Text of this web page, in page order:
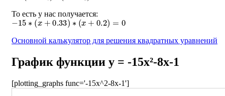
То есть у нас получается:
−15∗(x+0.33)∗(x+0.2)= 0
Основной калькулятор для решения квадратных уравнений
График функции y = -15x²-8x-1
[plotting_graphs func='-15x^2-8x-1']